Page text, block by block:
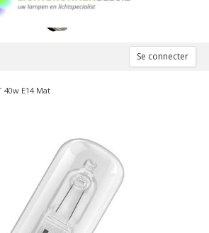
Se connecter
40w E14 Mat